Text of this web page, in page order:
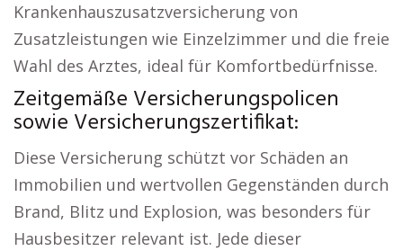
Krankenhauszusatzversicherung von
Zusatzleistungen wie Einzelzimmer und die freie
Wahl des Arztes, ideal für Komfortbedürfnisse.
Zeitgemäße Versicherungspolicen
sowie Versicherungszertifikat:
Diese Versicherung schützt vor Schäden an
Immobilien und wertvollen Gegenständen durch
Brand, Blitz und Explosion, was besonders für
Hausbesitzer relevant ist. Jede dieser